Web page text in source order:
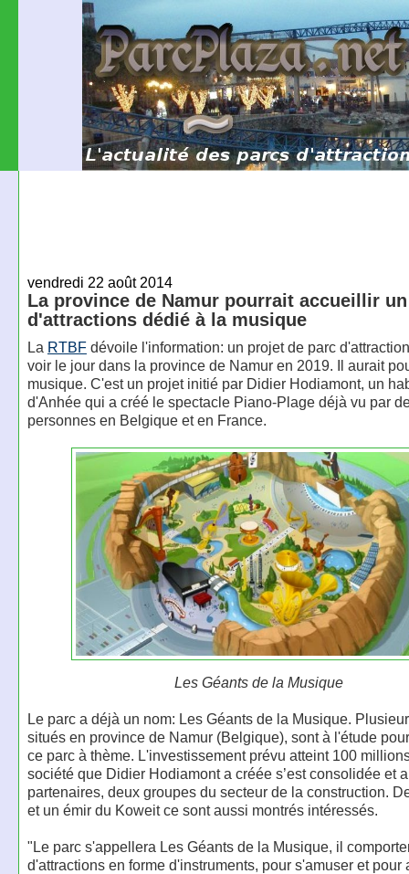
vendredi 22 août 2014
La province de Namur pourrait accueillir
d'attractions dédié à la musique
La RTBFdévoile l'information: un projet de parc
voir le jour dans la province de Namur en 2019. Il aurait
musique. C'est un projet initié par Didier Hodiamont, un
d'Anhée qui a créé le spectacle Piano-Plage déjà vu par
personnes en Belgique et en France.
Les Géants de la Musique
Le parc a déjà un nom: Les Géants de la Musique.
situés en province de Namur (Belgique), sont à l'étude
ce parc à thème. L'investissement prévu atteint 100
société que Didier Hodiamont a créée s’est consolidée et
partenaires, deux groupes du secteur de la construction.
et un émir du Koweit ce sont aussi montrés intéressés.
"Le parc s'appellera Les Géants de la Musique, il
d'attractions en forme d'instruments, pour s'amuser et pour